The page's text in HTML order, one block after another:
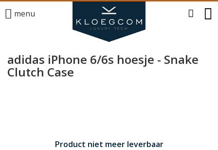
menu
adidas iPhone 6/6s hoesje - Snake
Clutch Case
Product niet meer leverbaar